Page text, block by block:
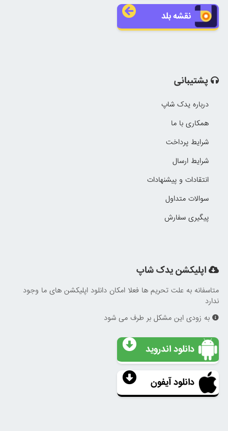
نقشه بلد
پشتیبانی
درباره یدک شاپ
همکاری با ما
شرایط پرداخت
شرایط ارسال
انتقادات و پیشنهادات
سوالات متداول
پیگیری سفارش
اپلیکشن یدک شاپ
متاسفانه به علت تحریم ها فعلا امکان دانلود اپلیکشن های ما وجود
ندارد
به زودی این مشکل بر طرف می شود
دانلود اندروید
دانلود آیفون